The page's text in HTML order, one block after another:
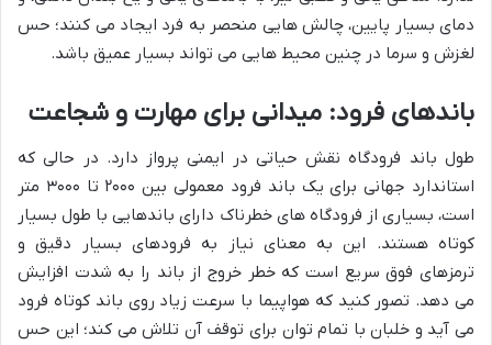
دمای بسیار پایین، چالش هایی منحصر به فرد ایجاد می کنند؛ حس
لغزش و سرما در چنین محیط هایی می تواند بسیار عمیق باشد.
باندهای فرود: میدانی برای مهارت و شجاعت
طول باند فرودگاه نقش حیاتی در ایمنی پرواز دارد. در حالی که
استاندارد جهانی برای یک باند فرود معمولی بین ۲۰۰۰ تا ۳۰۰۰ متر
است، بسیاری از فرودگاه های خطرناک دارای باندهایی با طول بسیار
کوتاه هستند. این به معنای نیاز به فرودهای بسیار دقیق و
ترمزهای فوق سریع است که خطر خروج از باند را به شدت افزایش
می دهد. تصور کنید که هواپیما با سرعت زیاد روی باند کوتاه فرود
می آید و خلبان با تمام توان برای توقف آن تلاش می کند؛ این حس